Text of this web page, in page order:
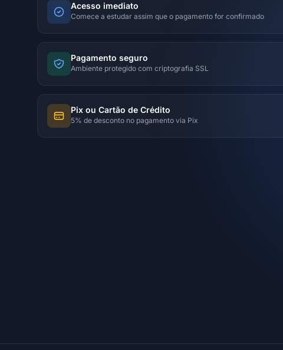
Acesso imediato
Comece a estudar assim que o pagamento for confirmado
Pagamento seguro
Ambiente protegido com criptografia SSL
Pix ou Cartão de Crédito
5% de desconto no pagamento via Pix